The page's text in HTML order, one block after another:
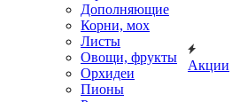
Дополняющие
Корни, мох
Листы
Овощи, фрукты
Орхидеи
Пионы
Акции